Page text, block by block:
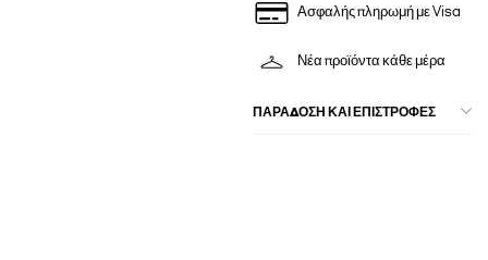
Ασφαλής πληρωμή με Visa
Νέα προϊόντα κάθε μέρα
ΠΑΡΑΔΟΣΗ ΚΑΙ ΕΠΙΣΤΡΟΦΕΣ